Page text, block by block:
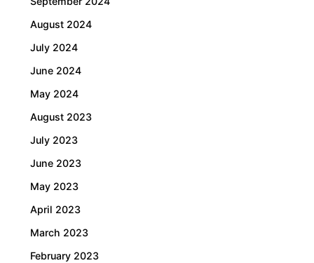
August 2024
July 2024
June 2024
May 2024
August 2023
July 2023
June 2023
May 2023
April 2023
March 2023
February 2023